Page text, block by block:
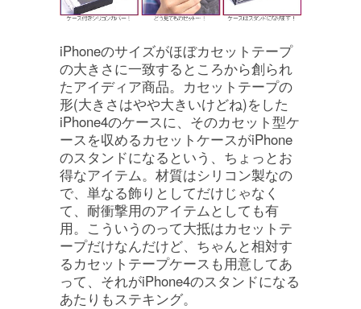
iPhoneのサイズがほぼカセットテープ
の大きさに一致するところから創られ
たアイディア商品。カセットテープの
形(大きさはやや大きいけどね)をした
iPhone4のケースに、そのカセット型ケ
ースを収めるカセットケースがiPhone
のスタンドになるという、ちょっとお
得なアイテム。材質はシリコン製なの
で、単なる飾りとしてだけじゃなく
て、耐衝撃用のアイテムとしても有
用。こういうのって大抵はカセットテ
ープだけなんだけど、ちゃんと相対す
るカセットテープケースも用意してあ
って、それがiPhone4のスタンドになる
あたりもステキング。